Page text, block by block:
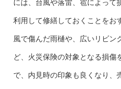
には、台風や落雷、雹によって
利用して修繕しておくことをお
風で傷んだ雨樋や、広いリビン
ど、火災保険の対象となる損傷
で、内見時の印象も良くなり、